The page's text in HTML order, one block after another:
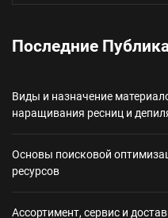
Последние
Виды и назначение
наращивания ресниц и
Основы поисковой
ресурсов
Ассортимент, сервис и